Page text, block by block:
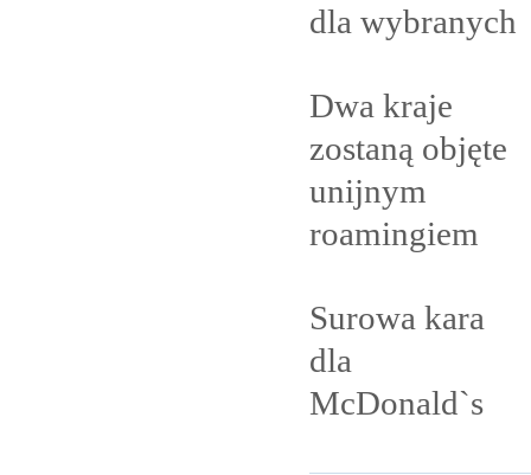
dla wybranych
Dwa kraje
zostaną objęte
unijnym
roamingiem
Surowa kara
dla
McDonald`s